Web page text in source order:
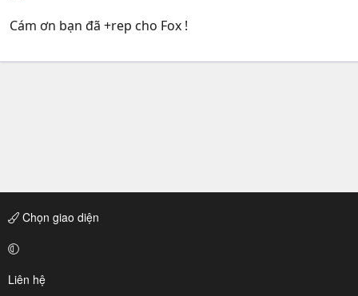
Cám ơn bạn đã +rep cho Fox !
Chọn giao diện
Liên hệ